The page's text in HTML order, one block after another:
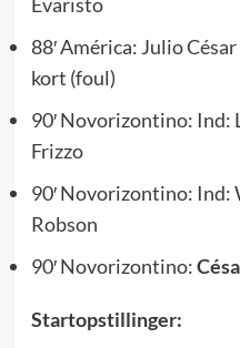
88′ América: Julio
kort (foul)
90′ Novorizontino: Ind:
Frizzo
90′ Novorizontino: Ind:
Robson
90′ Novorizontino:
Startopstillinger: